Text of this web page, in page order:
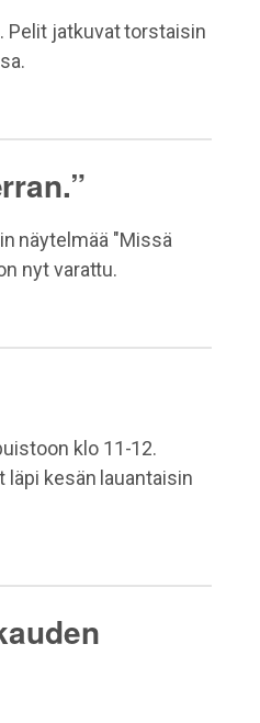
Pelit jatkuvat torstaisin
näytelmää "Missä
nyt varattu.
klo 11-12.
läpi kesän lauantaisin